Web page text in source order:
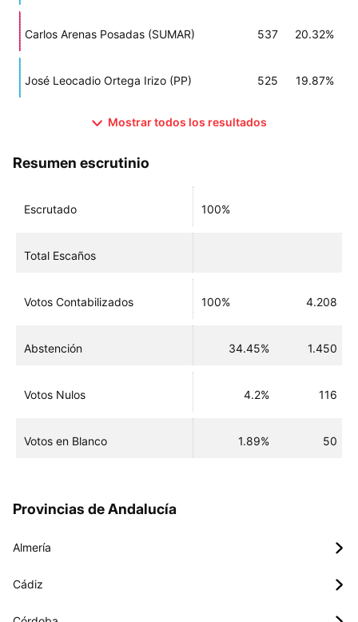
Carlos Arenas Posadas (SUMAR) 537 20.32%
José Leocadio Ortega Irizo (PP) 525 19.87%
Mostrar todos los resultados
Resumen escrutinio
Escrutado 100%
Total Escaños
Votos Contabilizados 100% 4.208
Abstención 34.45% 1.450
Votos Nulos 4.2% 116
Votos en Blanco 1.89% 50
Provincias de Andalucía
Almería
Cádiz